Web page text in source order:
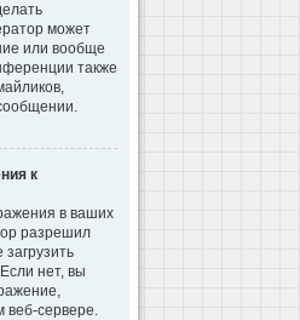
может
или вообще
также
к
в ваших
разрешил
нет, вы
веб-сервере.